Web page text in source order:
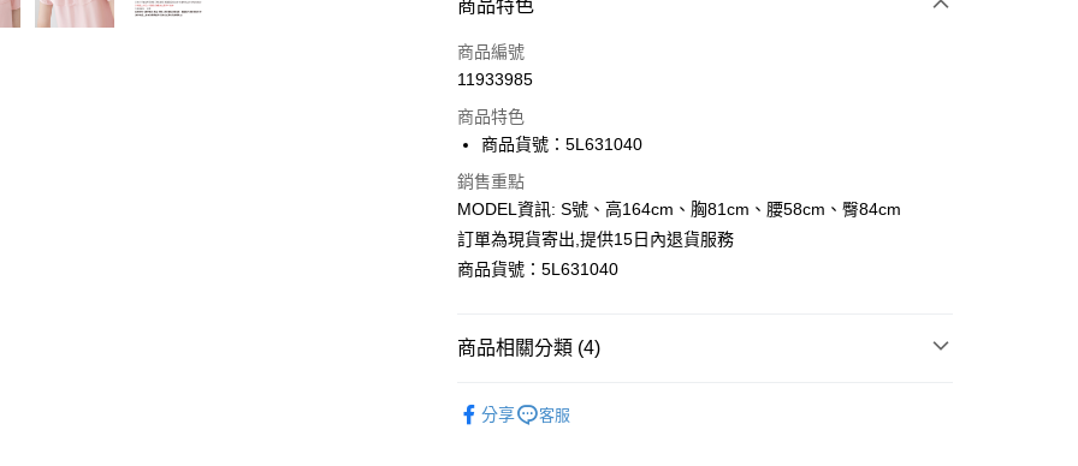
信用卡一次付款
LINE Pay
Apple Pay
全家取貨付款
付款後全家取貨
商品特色
商品編號
11933985
商品特色
商品貨號：5L631040
銷售重點
MODEL資訊: S號、高164cm、胸81cm、腰58cm、臀84cm
訂單為現貨寄出,提供15日內退貨服務
商品貨號：5L631040
商品相關分類 (4)
分享 客服